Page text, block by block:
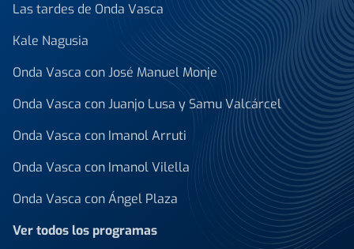
Las tardes de Onda Vasca
Kale Nagusia
Onda Vasca con José Manuel Monje
Onda Vasca con Juanjo Lusa y Samu Valcárcel
Onda Vasca con Imanol Arruti
Onda Vasca con Imanol Vilella
Onda Vasca con Ángel Plaza
Ver todos los programas